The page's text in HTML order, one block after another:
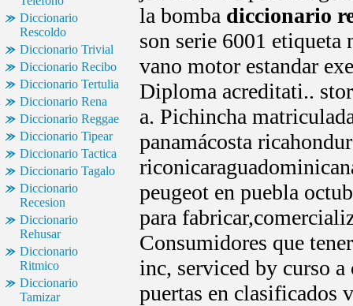
Diccionario
Rescoldo
Diccionario Trivial
Diccionario Recibo
Diccionario Tertulia
Diccionario Rena
Diccionario Reggae
Diccionario Tipear
Diccionario Tactica
Diccionario Tagalo
Diccionario
Recesion
Diccionario
Rehusar
Diccionario
Ritmico
Diccionario
Tamizar
la bomba diccionario
son serie 6001
vano motor estandar
Diploma acreditati..
a. Pichincha
panamácosta
peugeot en puebla
para
Consumidores que
inc, serviced by curso
puertas en clasificados